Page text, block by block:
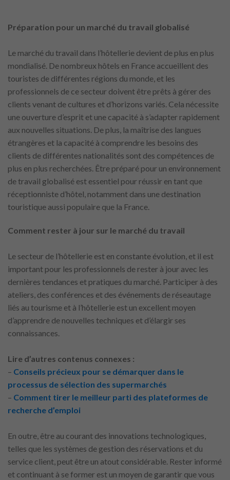
Préparation pour un marché du travail globalisé
Le marché du travail dans l’hôtellerie devient de plus en plus
mondialisé. De nombreux hôtels en France accueillent des
touristes de différentes régions du monde, et les
professionnels de ce secteur doivent être prêts à gérer des
clients venant de cultures et d’horizons variés. Cela nécessite
une ouverture d’esprit et une capacité à s’adapter rapidement
aux nouvelles situations. De plus, la maîtrise des langues
étrangères et la capacité à comprendre les besoins des
clients de différentes nationalités sont des compétences de
plus en plus recherchées. Être préparé pour un environnement
de travail globalisé est essentiel pour réussir en tant que
réceptionniste d’hôtel, notamment dans une destination
touristique aussi populaire que la France.
Comment rester à jour sur le marché du travail
Le secteur de l’hôtellerie est en constante évolution, et il est
important pour les professionnels de rester à jour avec les
dernières tendances et pratiques du marché. Participer à des
ateliers, des conférences et des événements de réseautage
liés au tourisme et à l’hôtellerie est un excellent moyen
d’apprendre de nouvelles techniques et d’élargir ses
connaissances.
Lire d’autres contenus connexes :
– Conseils précieux pour se démarquer dans le
processus de sélection des supermarchés
– Comment tirer le meilleur parti des plateformes de
recherche d’emploi
En outre, être au courant des innovations technologiques,
telles que les systèmes de gestion des réservations et du
service client, peut être un atout considérable. Rester informé
et continuant à se former est un moyen de garantir que vous